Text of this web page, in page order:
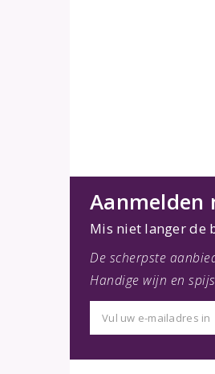
Aanmelden
Mis niet langer de
De scherpste
Handige wijn en